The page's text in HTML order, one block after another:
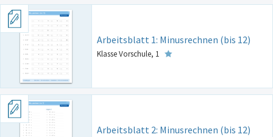
Arbeitsblatt 1: Minusrechnen (bis 12)
Klasse Vorschule, 1
Arbeitsblatt 2: Minusrechnen (bis 12)